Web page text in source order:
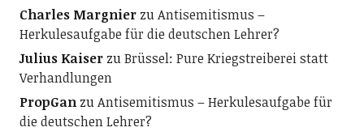
Charles MargnierzuAntisemitismus –
Herkulesaufgabe für die deutschen Lehrer?
Julius KaiserzuBrüssel: Pure Kriegstreiberei statt
Verhandlungen
PropGanzuAntisemitismus – Herkulesaufgabe für
die deutschen Lehrer?